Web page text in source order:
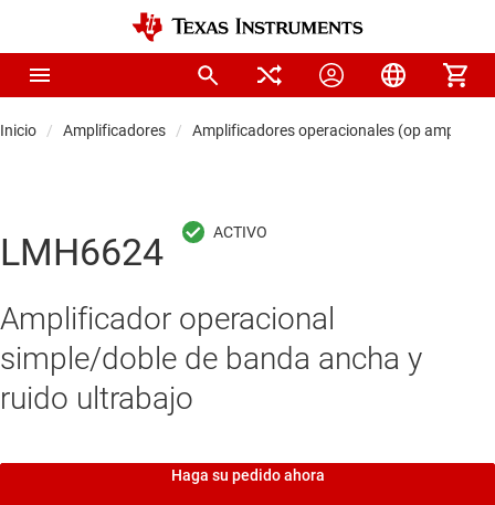
Inicio Amplificadores Amplificadores operacionales (op amps)
LMH6624
Amplificador operacional
simple/doble de banda ancha y
ruido ultrabajo
Haga su pedido ahora